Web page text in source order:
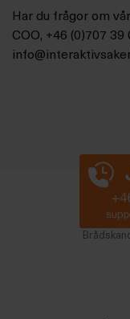
Har du frågor om
COO, +46 (0)707 39